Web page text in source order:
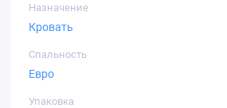
Назначение
Кровать
Спальность
Евро
Упаковка